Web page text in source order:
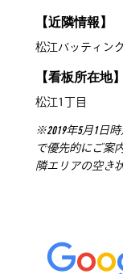
【近隣情報】
松江バッティン
【看板所在地】
松江1丁目
※2019年5月1日
で優先的にご案
隣エリアの空き